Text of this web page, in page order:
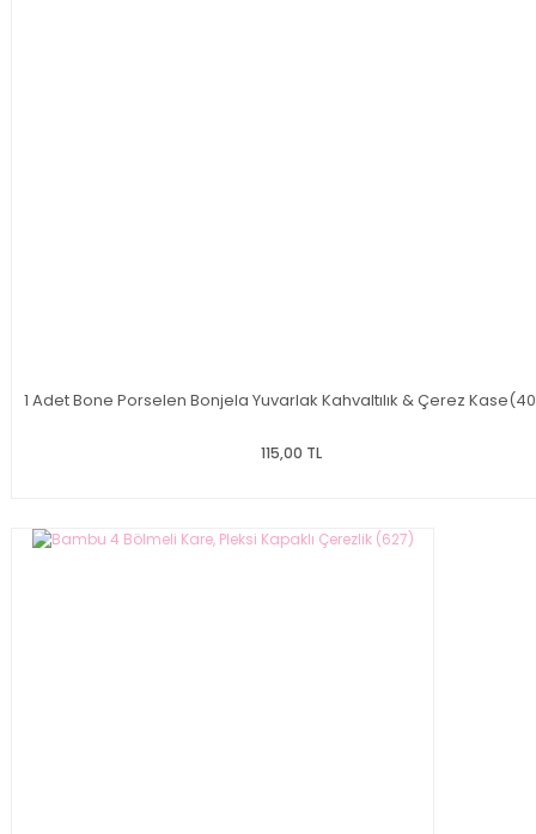
1 Adet Bone Porselen Bonjela Yuvarlak Kahvaltılık & Çerez
115,00 TL